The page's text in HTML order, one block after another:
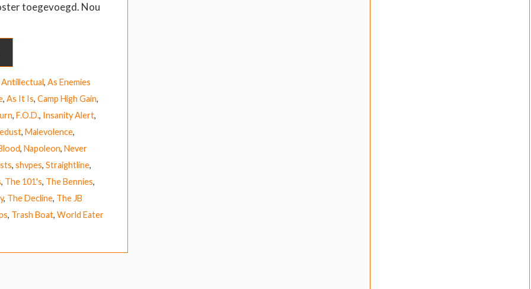
toegevoegd. Nou
Antillectual, As Enemies
, As It Is, Camp High Gain,
, F.O.D., Insanity Alert,
, Malevolence,
, Napoleon, Never
, shvpes, Straightline,
, The 101's, The Bennies,
, The Decline, The JB
, Trash Boat, World Eater